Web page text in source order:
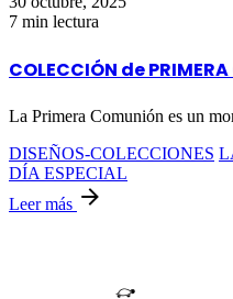
7 min lectura
COLECCIÓN de
La Primera Comunión es un
DISEÑOS-COLECCIONES
DÍA ESPECIAL
Leer más